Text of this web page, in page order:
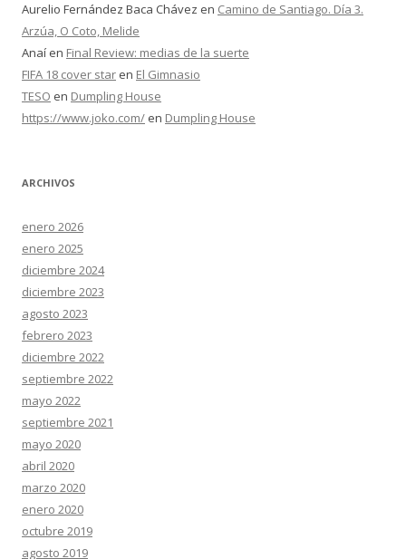
Aurelio Fernández Baca Chávez en Camino de Santiago. Día 3.
Arzúa, O Coto, Melide
Anaí en Final Review: medias de la suerte
FIFA 18 cover star en El Gimnasio
TESO en Dumpling House
https://www.joko.com/ en Dumpling House
ARCHIVOS
enero 2026
enero 2025
diciembre 2024
diciembre 2023
agosto 2023
febrero 2023
diciembre 2022
septiembre 2022
mayo 2022
septiembre 2021
mayo 2020
abril 2020
marzo 2020
enero 2020
octubre 2019
agosto 2019